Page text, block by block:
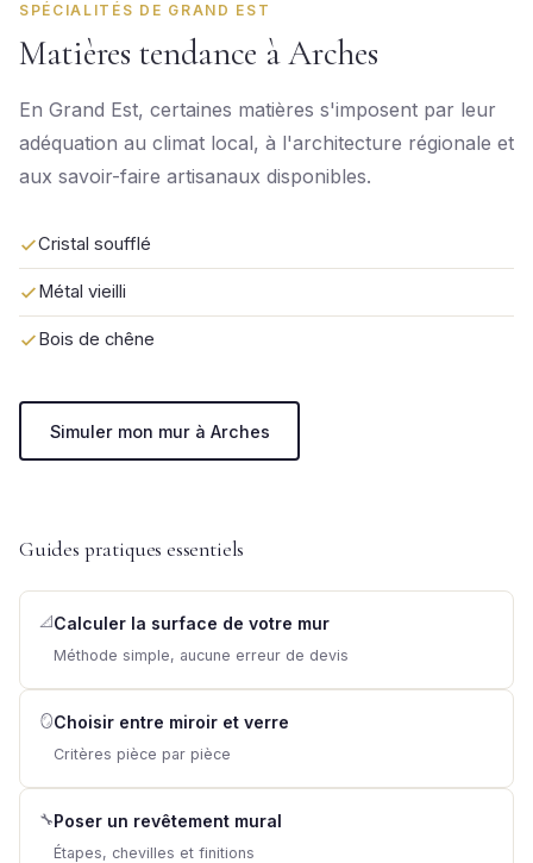
SPÉCIALITÉS DE GRAND EST
Matières tendance à Arches
En Grand Est, certaines matières s'imposent par leur
adéquation au climat local, à l'architecture régionale et
aux savoir-faire artisanaux disponibles.
Cristal soufflé
Métal vieilli
Bois de chêne
Simuler mon mur à Arches
Guides pratiques essentiels
📐 Calculer la surface de votre mur
Méthode simple, aucune erreur de devis
🪞Choisir entre miroir et verre
Critères pièce par pièce
🔧Poser un revêtement mural
Étapes, chevilles et finitions